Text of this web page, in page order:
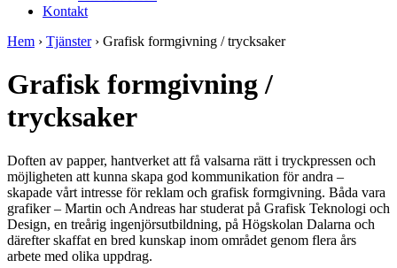
Kontakt
Hem › Tjänster › Grafisk formgivning / trycksaker
Grafisk formgivning /
trycksaker
Doften av papper, hantverket att få valsarna rätt i tryckpressen och
möjligheten att kunna skapa god kommunikation för andra –
skapade vårt intresse för reklam och grafisk formgivning. Båda vara
grafiker – Martin och Andreas har studerat på Grafisk Teknologi och
Design, en treårig ingenjörsutbildning, på Högskolan Dalarna och
därefter skaffat en bred kunskap inom området genom flera års
arbete med olika uppdrag.